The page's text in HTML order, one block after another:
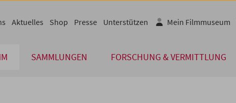
SAMMLUNGEN FORSCHUNG & VERMITTLUNG
Aktuelles Shop Presse Unterstützen Mein Filmmuseum